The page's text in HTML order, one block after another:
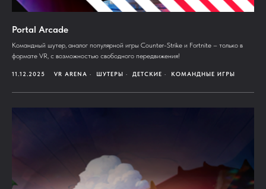
Portal Arcade
Командный шутер, аналог популярной игры Counter-Strike и Fortnite – только в
формате VR, с возможностью свободного передвижения!
11.12.2025 VR ARENA ШУТЕРЫ ДЕТСКИЕ КОМАНДНЫЕ ИГРЫ